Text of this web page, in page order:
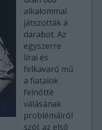
alkalommal
játszották a
darabot. Az
egyszerre
lírai és
felkavaró mű
a fiatalok
felnőtté
válásának
problémáiról
szól: az első